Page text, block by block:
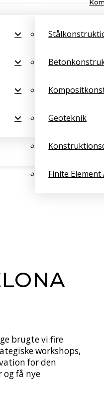
Geoteknik
Finite Element
brugte vi fire
workshops,
for den
få nye